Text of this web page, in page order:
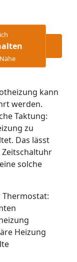
kann
werden.
Taktung:
zu
Das lässt
solche
Heizung